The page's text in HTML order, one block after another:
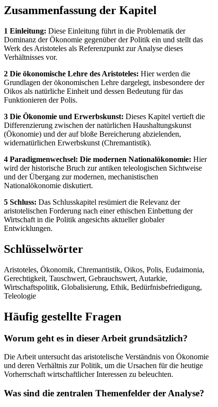
Zusammenfassung der Kapitel
1 Einleitung: Diese Einleitung führt in die Problematik der
Dominanz der Ökonomie gegenüber der Politik ein und stellt das
Werk des Aristoteles als Referenzpunkt zur Analyse dieses
Verhältnisses vor.
2 Die ökonomische Lehre des Aristoteles: Hier werden die
Grundlagen der ökonomischen Lehre dargelegt, insbesondere der
Oikos als natürliche Einheit und dessen Bedeutung für das
Funktionieren der Polis.
3 Die Ökonomie und Erwerbskunst: Dieses Kapitel vertieft die
Differenzierung zwischen der natürlichen Haushaltungskunst
(Ökonomie) und der auf bloße Bereicherung abzielenden,
widernatürlichen Erwerbskunst (Chremantistik).
4 Paradigmenwechsel: Die modernen Nationalökonomie: Hier
wird der historische Bruch zur antiken teleologischen Sichtweise
und der Übergang zur modernen, mechanistischen
Nationalökonomie diskutiert.
5 Schluss: Das Schlusskapitel resümiert die Relevanz der
aristotelischen Forderung nach einer ethischen Einbettung der
Wirtschaft in die Politik angesichts aktueller globaler
Entwicklungen.
Schlüsselwörter
Aristoteles, Ökonomik, Chremantistik, Oikos, Polis, Eudaimonia,
Gerechtigkeit, Tauschwert, Gebrauchswert, Autarkie,
Wirtschaftspolitik, Globalisierung, Ethik, Bedürfnisbefriedigung,
Teleologie
Häufig gestellte Fragen
Worum geht es in dieser Arbeit grundsätzlich?
Die Arbeit untersucht das aristotelische Verständnis von Ökonomie
und deren Verhältnis zur Politik, um die Ursachen für die heutige
Vorherrschaft wirtschaftlicher Interessen zu beleuchten.
Was sind die zentralen Themenfelder der Analyse?